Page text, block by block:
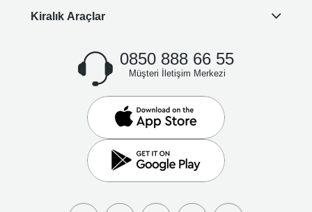
Kiralık Araçlar
0850 888 66 55
Müşteri İletişim Merkezi